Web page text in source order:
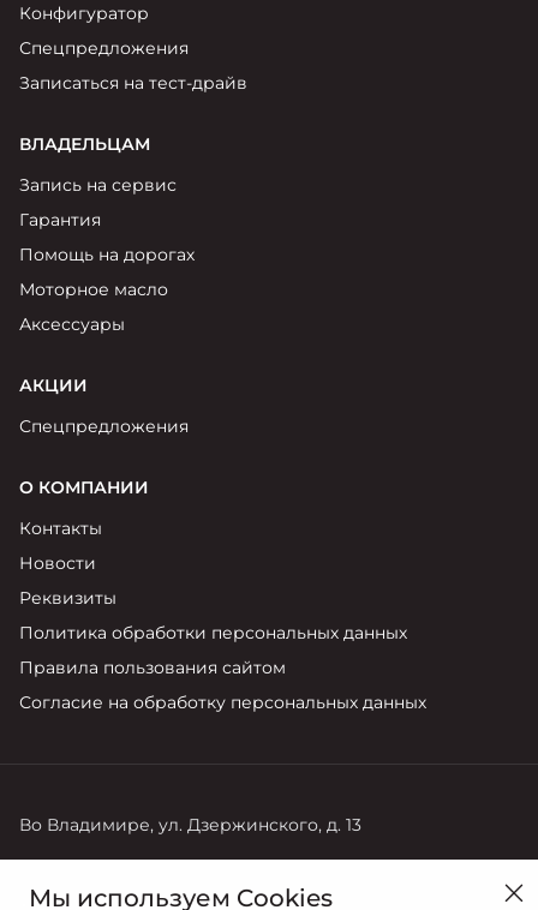
Конфигуратор
Спецпредложения
Записаться на тест-драйв
ВЛАДЕЛЬЦАМ
Запись на сервис
Гарантия
Помощь на дорогах
Моторное масло
Аксессуары
АКЦИИ
Спецпредложения
О КОМПАНИИ
Контакты
Новости
Реквизиты
Политика обработки персональных данных
Правила пользования сайтом
Согласие на обработку персональных данных
Во Владимире, ул. Дзержинского, д. 13
+7 (4922) 22-10-68
Мы используем Cookies